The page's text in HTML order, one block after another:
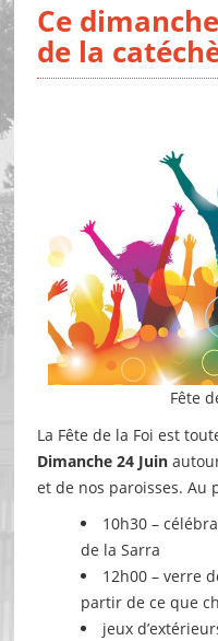
Ce
de la
Fête
La Fête de la Foi est
Dimanche 24 Juin
et de nos paroisses. Au
10h30 –
de la Sarra
12h00 – verre
partir de ce que
jeux